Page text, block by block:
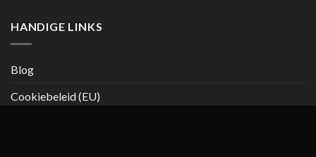
HANDIGE LINKS
Blog
Cookiebeleid (EU)